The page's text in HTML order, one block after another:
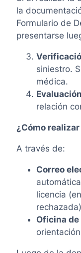
la
Formulario de
presentarse
siniestro.
médica.
relación
¿Cómo
A través de:
Correo
licencia
Oficina